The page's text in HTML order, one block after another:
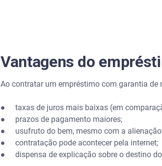
Vantagens do
Ao contratar um empréstimo com garantia
● taxas de juros mais baixas (em
● prazos de pagamento maiores;
● usufruto do bem, mesmo com a
● contratação pode acontecer pela internet;
● dispensa de explicação sobre o destino